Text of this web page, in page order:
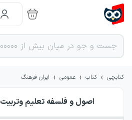
کتابچی › کتاب › عمومی › ایران فرهنگ
اصول و فلسفه تعلیم وتربیت